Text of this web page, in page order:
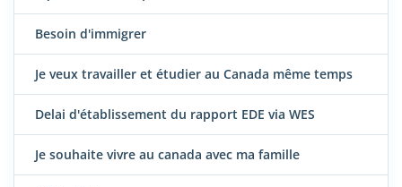
Besoin d'immigrer
Je veux travailler et étudier au Canada même temps
Delai d'établissement du rapport EDE via WES
Je souhaite vivre au canada avec ma famille